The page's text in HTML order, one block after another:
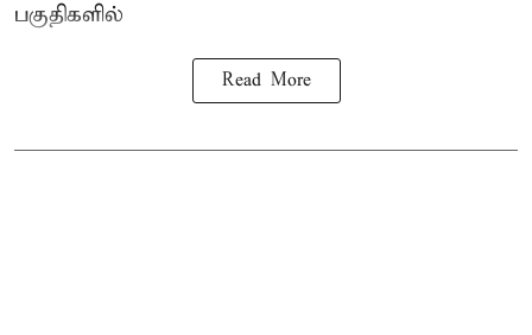
பகுதிகளில்
Read More